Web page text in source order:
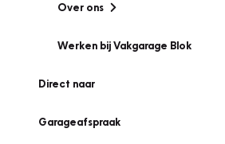
Over ons
Werken bij Vakgarage Blok
Direct naar
Garageafspraak